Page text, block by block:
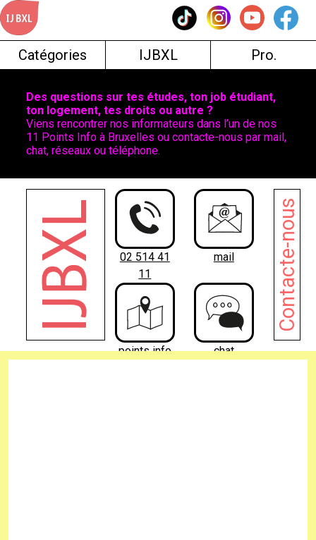
Skip
to
content
Catégories IJBXL Pro.
Des questions sur tes études, ton job étudiant,
ton logement, tes droits ou autre ?
Viens rencontrer nos informateurs dans l’un de nos
11 Points Info à Bruxelles ou contacte-nous par mail,
chat, réseaux ou téléphone.
02 514 41
11
mail
points info chat
Contacte-nous